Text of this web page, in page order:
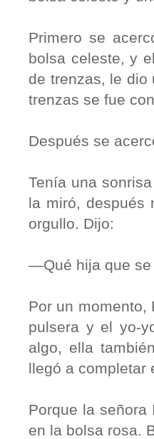
Primero se
bolsa celeste, y
de trenzas, le dio
trenzas se fue
Después se
Tenía una
la miró, después
orgullo. Dijo:
—Qué hija que
Por un momento,
pulsera y el yo-
algo, ella
llegó a
Porque la
en la bolsa rosa.